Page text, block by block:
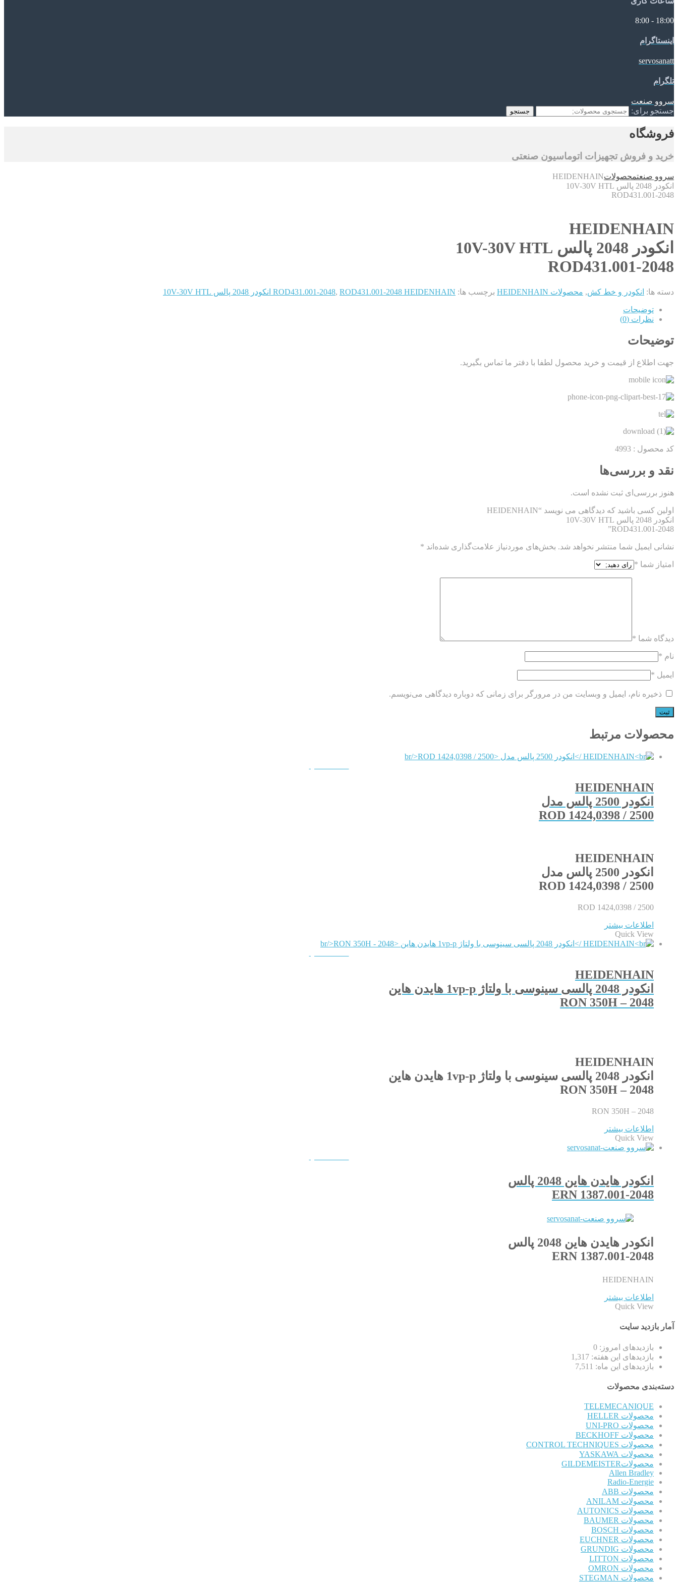
18:00 - 8:00
اینستاگرام
servosanatt
تلگرام
سروو صنعت
جستجو برای:
جستجو
فروشگاه
خرید و فروش تجهیزات اتوماسیون صنعتی
سروو صنعتمحصولاتHEIDENHAIN
انکودر 2048 پالس 10V-30V HTL
ROD431.001-2048
HEIDENHAIN
انکودر 2048 پالس 10V-30V HTL
ROD431.001-2048
دسته ها: انکودر و خط کش, محصولات HEIDENHAIN برچسب ها: ROD431.001-2048, ROD431.001-2048 HEIDENHAIN انکودر 2048 پالس 10V-30V HTL
توضیحات
نظرات (0)
توضیحات
جهت اطلاع از قیمت و خرید محصول لطفا با دفتر ما تماس بگیرید.
کد محصول : 4993
نقد و بررسی‌ها
هنوز بررسی‌ای ثبت نشده است.
اولین کسی باشید که دیدگاهی می نویسد “HEIDENHAIN
انکودر 2048 پالس 10V-30V HTL
ROD431.001-2048”
نشانی ایمیل شما منتشر نخواهد شد. بخش‌های موردنیاز علامت‌گذاری شده‌اند *
امتیاز شما *
دیدگاه شما *
نام *
ایمیل *
ذخیره نام، ایمیل و وبسایت من در مرورگر برای زمانی که دوباره دیدگاهی می‌نویسم.
محصولات مرتبط
HEIDENHAIN
انکودر 2500 پالس مدل
ROD 1424,0398 / 2500
HEIDENHAIN
انکودر 2500 پالس مدل
ROD 1424,0398 / 2500
ROD 1424,0398 / 2500
اطلاعات بیشتر
Quick View
HEIDENHAIN
انکودر 2048 پالسی سینوسی با ولتاژ 1vp-p هایدن هاین
RON 350H – 2048
HEIDENHAIN
انکودر 2048 پالسی سینوسی با ولتاژ 1vp-p هایدن هاین
RON 350H – 2048
RON 350H – 2048
اطلاعات بیشتر
Quick View
انکودر هایدن هاین 2048 پالس
ERN 1387.001-2048
انکودر هایدن هاین 2048 پالس
ERN 1387.001-2048
HEIDENHAIN
اطلاعات بیشتر
Quick View
آمار بازدید سایت
بازدیدهای امروز: 0
بازدیدهای این هفته: 1,317
بازدیدهای این ماه: 7,511
دسته‌بندی محصولات
TELEMECANIQUE
محصولات HELLER
محصولات UNI-PRO
محصولات BECKHOFF
محصولات CONTROL TECHNIQUES
محصولات YASKAWA
محصولاتGILDEMEISTER
Allen Bradley
Radio-Energie
محصولات ABB
محصولات ANILAM
محصولات AUTONICS
محصولات BAUMER
محصولات BOSCH
محصولات EUCHNER
محصولات GRUNDIG
محصولات LITTON
محصولات OMRON
محصولات STEGMAN